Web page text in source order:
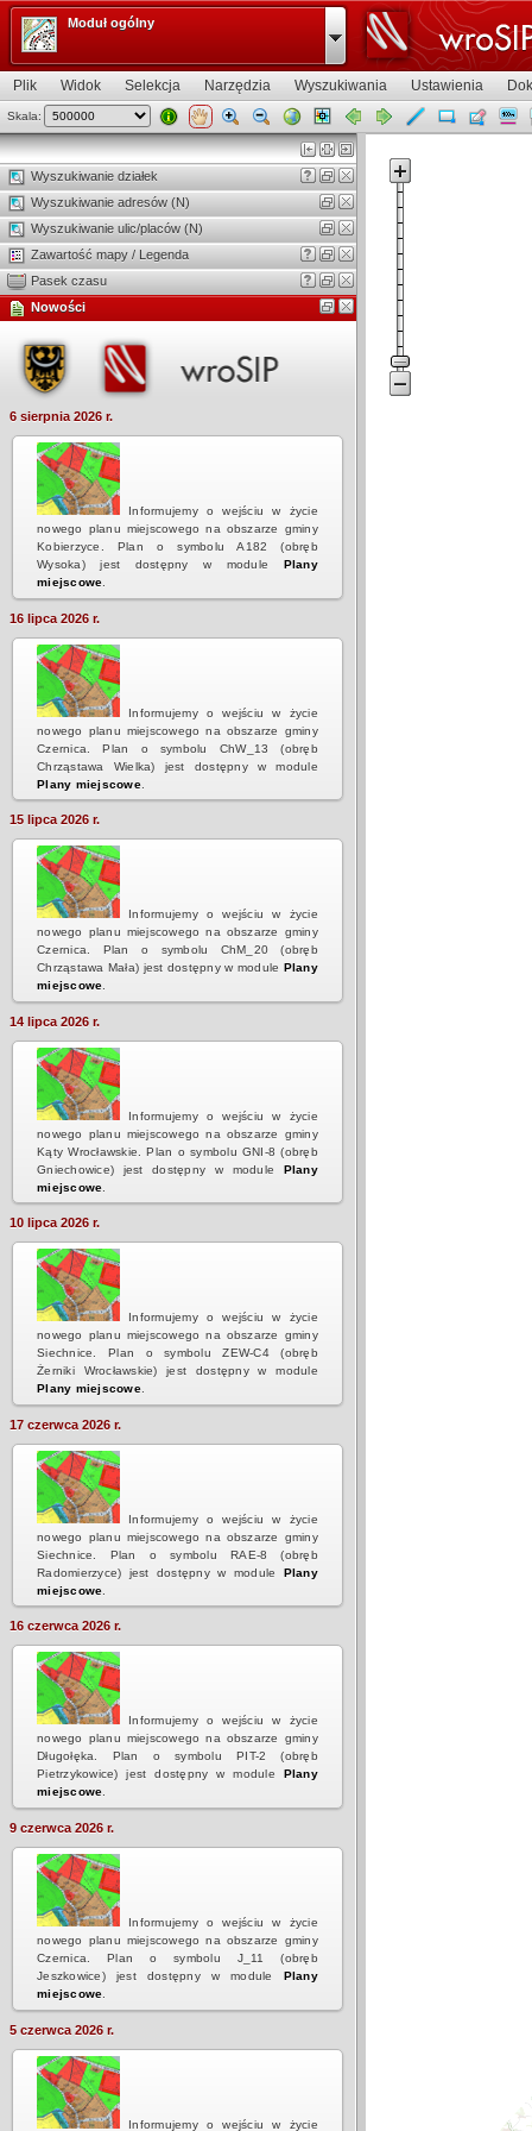
Plik Widok Selekcja Narzędzia Wyszukiwania Ustawienia
Skala:
Wyszukiwanie działek
Wyszukiwanie adresów (N)
Wyszukiwanie ulic/placów (N)
Zawartość mapy / Legenda
Pasek czasu
Nowości
Widok mapy
Moduł ogólny